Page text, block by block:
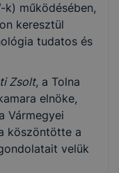
k) működésében,
keresztül
tudatos és
Zsolt, a Tolna
elnöke,
Vármegyei
köszöntötte a
velük